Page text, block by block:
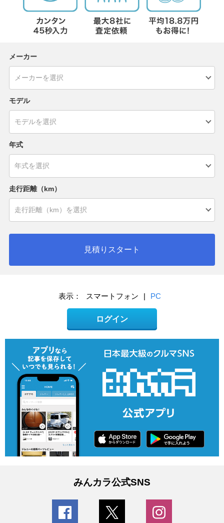
メーカー
モデル
年式
走行距離（km）
見積りスタート
表示： スマートフォン | PC
ログイン
みんカラ公式SNS